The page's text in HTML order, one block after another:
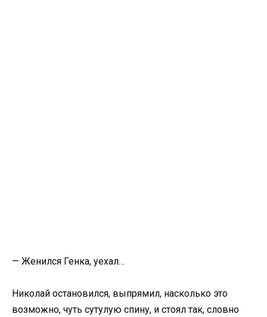
— Женился Генка, уехал…
Николай остановился, выпрямил, насколько это
возможно, чуть сутулую спину, и стоял так, словно